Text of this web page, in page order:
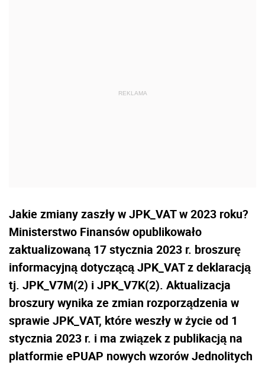
Jakie zmiany zaszły w JPK_VAT w 2023 roku?
Ministerstwo Finansów opublikowało
zaktualizowaną 17 stycznia 2023 r. broszurę
informacyjną dotyczącą JPK_VAT z deklaracją
tj. JPK_V7M(2) i JPK_V7K(2). Aktualizacja
broszury wynika ze zmian rozporządzenia w
sprawie JPK_VAT, które weszły w życie od 1
stycznia 2023 r. i ma związek z publikacją na
platformie ePUAP nowych wzorów Jednolitych